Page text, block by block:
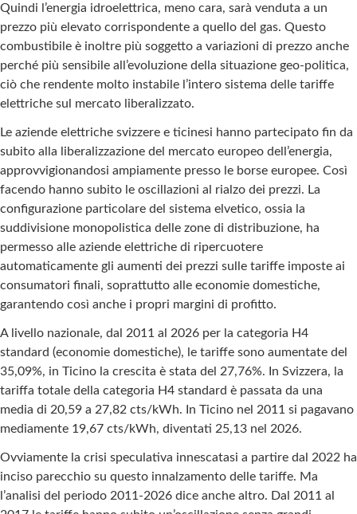
Quindi l’energia idroelettrica, meno cara, sarà venduta a un
prezzo più elevato corrispondente a quello del gas. Questo
combustibile è inoltre più soggetto a variazioni di prezzo anche
perché più sensibile all’evoluzione della situazione geo-politica,
ciò che rendente molto instabile l’intero sistema delle tariffe
elettriche sul mercato liberalizzato.
Le aziende elettriche svizzere e ticinesi hanno partecipato fin da
subito alla liberalizzazione del mercato europeo dell’energia,
approvvigionandosi ampiamente presso le borse europee. Così
facendo hanno subito le oscillazioni al rialzo dei prezzi. La
configurazione particolare del sistema elvetico, ossia la
suddivisione monopolistica delle zone di distribuzione, ha
permesso alle aziende elettriche di ripercuotere
automaticamente gli aumenti dei prezzi sulle tariffe imposte ai
consumatori finali, soprattutto alle economie domestiche,
garantendo così anche i propri margini di profitto.
A livello nazionale, dal 2011 al 2026 per la categoria H4
standard (economie domestiche), le tariffe sono aumentate del
35,09%, in Ticino la crescita è stata del 27,76%. In Svizzera, la
tariffa totale della categoria H4 standard è passata da una
media di 20,59 a 27,82 cts/kWh. In Ticino nel 2011 si pagavano
mediamente 19,67 cts/kWh, diventati 25,13 nel 2026.
Ovviamente la crisi speculativa innescatasi a partire dal 2022 ha
inciso parecchio su questo innalzamento delle tariffe. Ma
l’analisi del periodo 2011-2026 dice anche altro. Dal 2011 al